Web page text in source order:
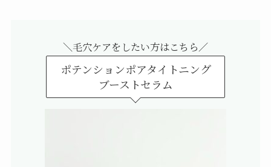
＼毛穴ケアをしたい方はこちら／
ポテンションポアタイトニング
ブーストセラム